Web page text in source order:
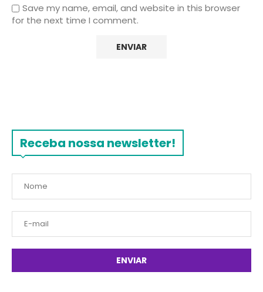
Save my name, email, and website in this browser
for the next time I comment.
Receba nossa newsletter!